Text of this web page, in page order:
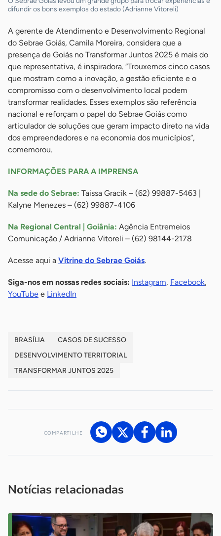
difundir os bons exemplos do estado (Adrianne Vitoreli)
A gerente de Atendimento e Desenvolvimento Regional
do Sebrae Goiás, Camila Moreira, considera que a
presença de Goiás no Transformar Juntos 2025 é mais do
que representativa, é inspiradora. “Trouxemos cinco casos
que mostram como a inovação, a gestão eficiente e o
compromisso com o desenvolvimento local podem
transformar realidades. Esses exemplos são referência
nacional e reforçam o papel do Sebrae Goiás como
articulador de soluções que geram impacto direto na vida
dos empreendedores e na economia dos municípios”,
comemorou.
INFORMAÇÕES PARA A IMPRENSA
Na sede do Sebrae: Taissa Gracik – (62) 99887-5463 |
Kalyne Menezes – (62) 99887-4106
Na Regional Central | Goiânia: Agência Entremeios
Comunicação / Adrianne Vitoreli – (62) 98144-2178
Acesse aqui a Vitrine do Sebrae Goiás.
Siga-nos em nossas redes sociais: Instagram, Facebook,
YouTube e LinkedIn
BRASÍLIA
CASOS DE SUCESSO
DESENVOLVIMENTO TERRITORIAL
TRANSFORMAR JUNTOS 2025
COMPARTILHE
Notícias relacionadas